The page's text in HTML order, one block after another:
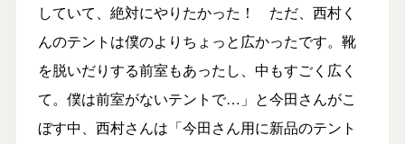
していて、絶対にやりたかった！ ただ、西村く
んのテントは僕のよりちょっと広かったです。靴
を脱いだりする前室もあったし、中もすごく広く
て。僕は前室がないテントで…」と今田さんがこ
ぼす中、西村さんは「今田さん用に新品のテント